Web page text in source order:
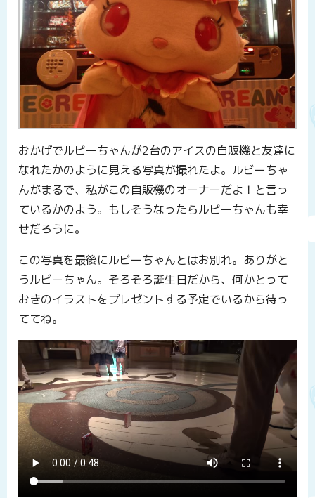
おかげでルビーちゃんが2台のアイスの自販機と友達に
なれたかのように見える写真が撮れたよ。ルビーちゃ
んがまるで、私がこの自販機のオーナーだよ！と言っ
ているかのよう。もしそうなったらルビーちゃんも幸
せだろうに。
この写真を最後にルビーちゃんとはお別れ。ありがと
うルビーちゃん。そろそろ誕生日だから、何かとって
おきのイラストをプレゼントする予定でいるから待っ
ててね。